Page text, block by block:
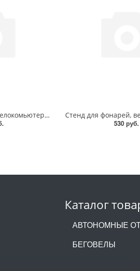
Стенд для фонарей, велокомьютеров 140*200mm
530 руб.
Каталог
АВТОНОМНЫЕ
БЕГОВЕЛЫ